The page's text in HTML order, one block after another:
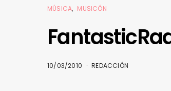
MÚSICA MUSICÓN
10/03/2010 REDACCIÓN